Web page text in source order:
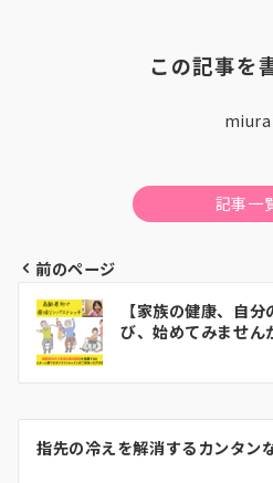
この記事を
miura
記事一
投
稿
ナ
ビ
ゲ
前のページ
【家族の健康、自
び、始めてみません
指先の冷えを解消するカンタン